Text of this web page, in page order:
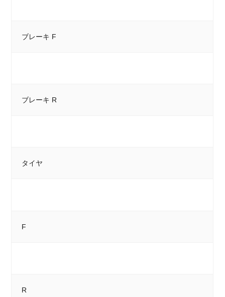
ブレーキ F
ブレーキ R
タイヤ
F
R